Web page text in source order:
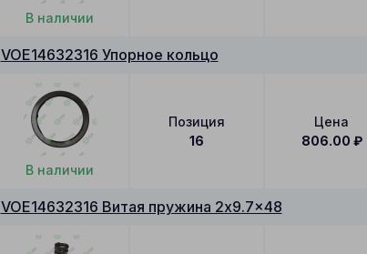
В наличии
VOE14632316 Упорное кольцо
В наличии
Позиция
16
Цена
806.00 ₽
VOE14632316 Витая пружина 2x9.7x48